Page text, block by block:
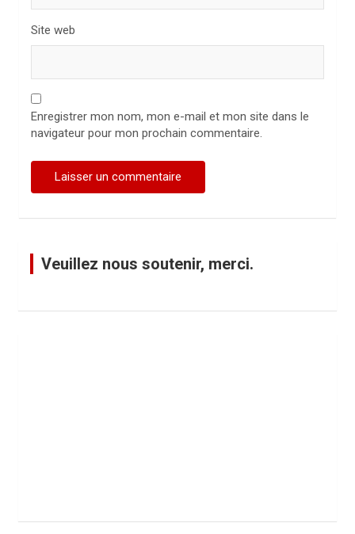
Site web
Enregistrer mon nom, mon e-mail et mon site dans le
navigateur pour mon prochain commentaire.
Veuillez nous soutenir, merci.